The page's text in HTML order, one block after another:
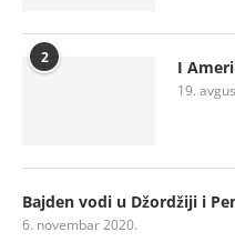
2 I
19.
Bajden vodi u Džordžiji i
6. novembar 2020.